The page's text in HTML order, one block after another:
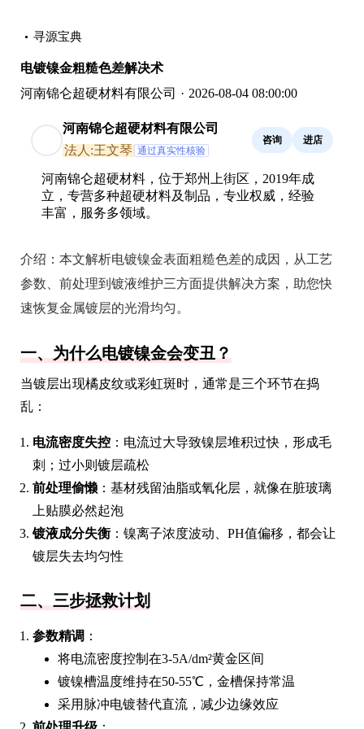
寻源宝典
电镀镍金粗糙色差解决术
河南锦仑超硬材料有限公司 · 2026-08-04 08:00:00
河南锦仑超硬材料有限公司
法人:王文琴 通过真实性核验
咨询 进店
河南锦仑超硬材料，位于郑州上街区，2019年成
立，专营多种超硬材料及制品，专业权威，经验
丰富，服务多领域。
介绍： 本文解析电镀镍金表面粗糙色差的成因，从工艺
参数、前处理到镀液维护三方面提供解决方案，助您快
速恢复金属镀层的光滑均匀。
一、为什么电镀镍金会变丑？
当镀层出现橘皮纹或彩虹斑时，通常是三个环节在捣
乱：
电流密度失控 ：电流过大导致镍层堆积过快，形成毛
刺；过小则镀层疏松
前处理偷懒 ：基材残留油脂或氧化层，就像在脏玻璃
上贴膜必然起泡
镀液成分失衡 ：镍离子浓度波动、PH值偏移，都会让
镀层失去均匀性
二、三步拯救计划
参数精调 ：
将电流密度控制在3-5A/dm²黄金区间
镀镍槽温度维持在50-55℃，金槽保持常温
采用脉冲电镀替代直流，减少边缘效应